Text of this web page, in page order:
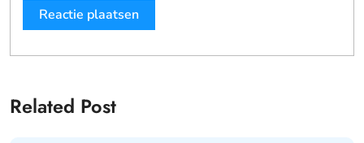
Related Post